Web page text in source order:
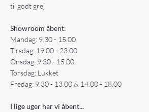
til godt grej
Showroom åbent:
Mandag: 9.30 - 15.00
Tirsdag: 19.00 - 23.00
Onsdag: 9.30 - 15.00
Torsdag: Lukket
Fredag: 9.30 - 13.00 & 14.00 - 18.00
I lige uger har vi åbent...